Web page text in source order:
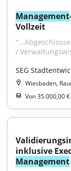
Management
Vollzeit
/
SEG
Wiesbaden,
Von 35.000,00
Management